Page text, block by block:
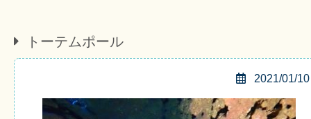
トーテムポール
2021/01/10